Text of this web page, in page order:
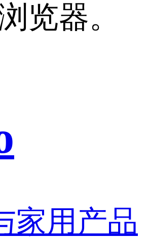
览器。
家用产品